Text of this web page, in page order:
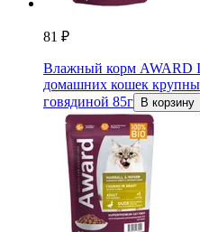
81 ₽
Влажный корм AWARD
домашних кошек
говядиной 85г В корзину